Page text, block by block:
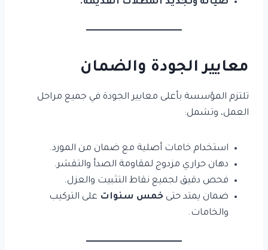
صيانة وتجديد المظلات القديمة.
معايير الجودة والضمان
تلتزم المؤسسة بأعلى معايير الجودة في جميع مراحل
العمل، وتشمل:
استخدام خامات أصلية مع ضمان من المورد.
دهان حراري مزدوج لمقاومة الصدأ والتقشر.
فحص دقيق لجميع نقاط التثبيت والعزل.
ضمان يمتد حتى خمس سنوات على التركيب
والخامات.